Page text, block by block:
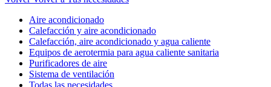
Aire acondicionado
Calefacción y aire acondicionado
Calefacción, aire acondicionado y agua caliente
Equipos de aerotermia para agua caliente sanitaria
Purificadores de aire
Sistema de ventilación
Todas las necesidades